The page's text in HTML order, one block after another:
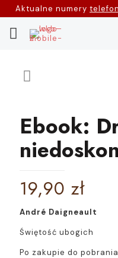
Aktualne numery
Ebook:
19,90 zł
André Daigneault
Świętość ubogich
Po zakupie do pobrania